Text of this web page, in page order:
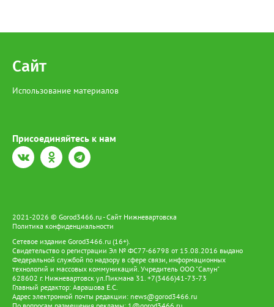
Сайт
Использование материалов
Присоединяйтесь к нам
2021-2026 © Gorod3466.ru - Сайт Нижневартовска
Политика конфиденциальности
Сетевое издание Gorod3466.ru (16+).
Свидетельство о регистрации Эл № ФС77-66798 от 15.08.2016 выдано
Федеральной службой по надзору в сфере связи, информационных
технологий и массовых коммуникаций. Учредитель ООО "Салун"
628602 г. Нижневартовск ул.Пикмана 31. +7(3466)41-73-73
Главный редактор: Аврашова Е.С.
Адрес электронной почты редакции: news@gorod3466.ru